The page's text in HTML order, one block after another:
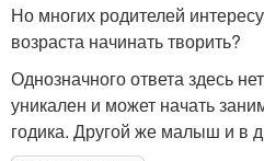
Но многих родителей
возраста начинать творить?
Однозначного ответа здесь
уникален и может начать
годика. Другой же малыш и в